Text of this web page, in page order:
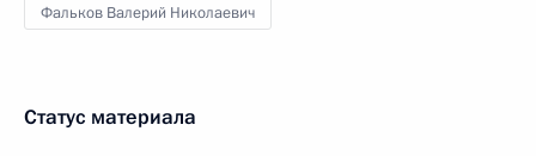
Фальков Валерий Николаевич
Статус материала